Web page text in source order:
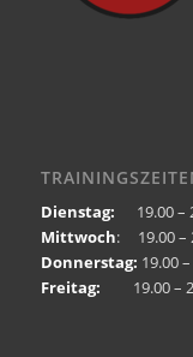
Dienstag: 19.00 –
Mittwoch: 19.00 –
Donnerstag: 19.00
Freitag: 19.00 –